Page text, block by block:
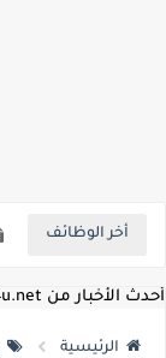
أخر الوظائف
أحدث الأخبار من wazaef4u.net | احدث اخبار الوظائف
الرئيسية